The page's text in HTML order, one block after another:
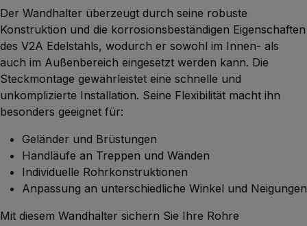
Der Wandhalter überzeugt durch seine robuste
Konstruktion und die korrosionsbeständigen Eigenschaften
des V2A Edelstahls, wodurch er sowohl im Innen- als
auch im Außenbereich eingesetzt werden kann. Die
Steckmontage gewährleistet eine schnelle und
unkomplizierte Installation. Seine Flexibilität macht ihn
besonders geeignet für:
Geländer und Brüstungen
Handläufe an Treppen und Wänden
Individuelle Rohrkonstruktionen
Anpassung an unterschiedliche Winkel und Neigungen
Mit diesem Wandhalter sichern Sie Ihre Rohre